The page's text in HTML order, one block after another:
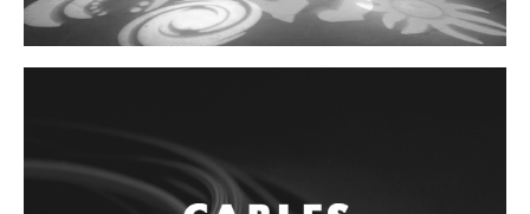
Interfaz
Agujas
Luces y Escenario